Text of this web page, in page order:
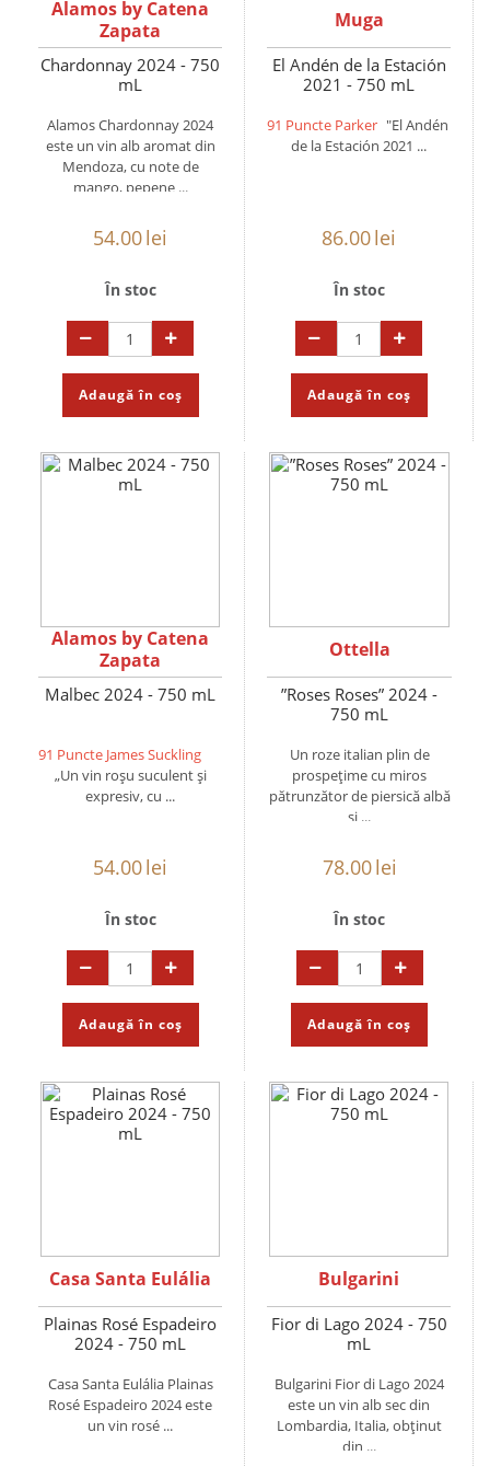
Alamos by Catena
Zapata
Chardonnay 2024 - 750
mL
Alamos Chardonnay 2024
este un vin alb aromat din
Mendoza, cu note de
mango, pepene ...
54.00lei
În stoc
Adaugă în coș
Muga
El Andén de la Estación
2021 - 750 mL
91 Puncte Parker "El Andén
de la Estación 2021 ...
86.00lei
În stoc
Adaugă în coș
Alamos by Catena
Zapata
Malbec 2024 - 750 mL
91 Puncte James Suckling
„Un vin roșu suculent și
expresiv, cu ...
54.00lei
În stoc
Adaugă în coș
Ottella
”Roses Roses” 2024 -
750 mL
Un roze italian plin de
prospețime cu miros
pătrunzător de piersică albă
și ...
78.00lei
În stoc
Adaugă în coș
Casa Santa Eulália
Plainas Rosé Espadeiro
2024 - 750 mL
Casa Santa Eulália Plainas
Rosé Espadeiro 2024 este
un vin rosé ...
Bulgarini
Fior di Lago 2024 - 750
mL
Bulgarini Fior di Lago 2024
este un vin alb sec din
Lombardia, Italia, obținut
din ...